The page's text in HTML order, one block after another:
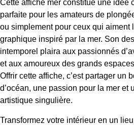
Cette affiche mer constitue une idée
parfaite pour les amateurs de
ou simplement pour ceux qui aiment
graphique inspiré par la mer. Son
intemporel plaira aux passionnés
et aux amoureux des grands
Offrir cette affiche, c’est partager un
d’océan, une passion pour la mer et
artistique singulière.
Transformez votre intérieur en un lieu